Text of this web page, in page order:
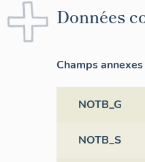
Données
Champs
NOTB_G
NOTB_S